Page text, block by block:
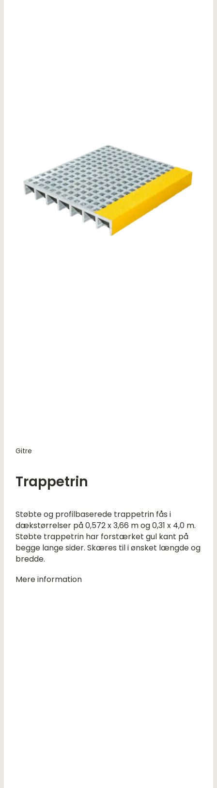
Gitre
Trappetrin
Støbte og profilbaserede trappetrin fås i
dækstørrelser på 0,572 x 3,66 m og 0,31 x 4,0 m.
Støbte trappetrin har forstærket gul kant på
begge lange sider. Skæres til i ønsket længde og
bredde.
Mere information